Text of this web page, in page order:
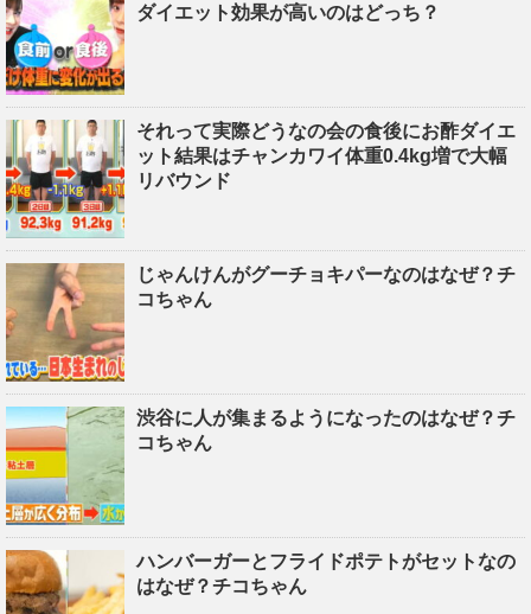
ダイエット効果が高いのはどっち？
それって実際どうなの会の食後にお酢ダイエ
ット結果はチャンカワイ体重0.4kg増で大幅
リバウンド
じゃんけんがグーチョキパーなのはなぜ？チ
コちゃん
渋谷に人が集まるようになったのはなぜ？チ
コちゃん
ハンバーガーとフライドポテトがセットなの
はなぜ？チコちゃん